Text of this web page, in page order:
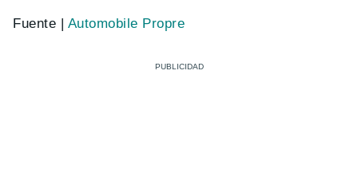
Fuente | Automobile Propre